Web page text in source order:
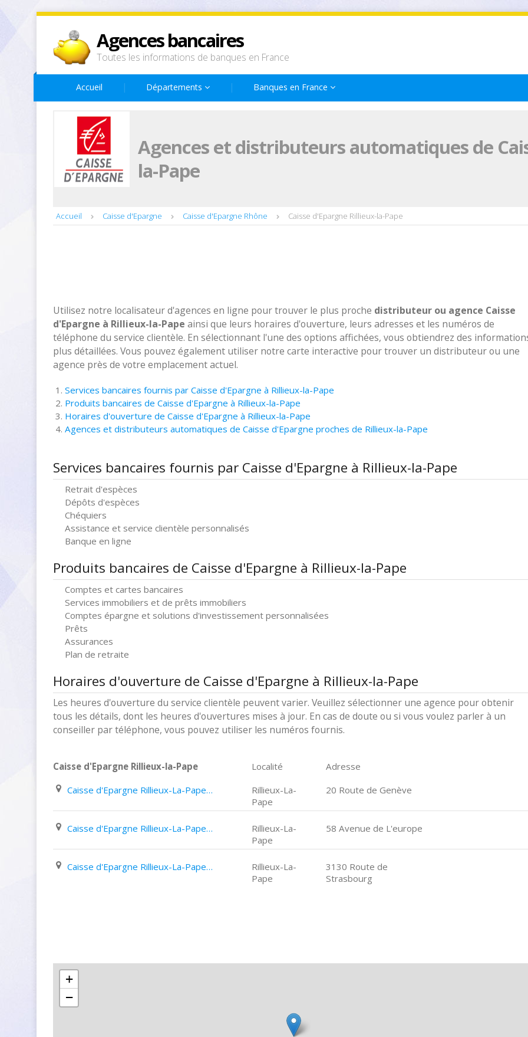
Agences bancaires
Toutes les informations de banques en France
Accueil Départements Banques en France
Agences et distributeurs automatiques de
la-Pape
Accueil Caisse d'Epargne Caisse d'Epargne Rhône Caisse d'Epargne Rillieux-la-Pape
Utilisez notre localisateur d'agences en ligne pour trouver le plus proche distributeur ou agence Caisse
d'Epargne à Rillieux-la-Pape ainsi que leurs horaires d'ouverture, leurs adresses et les numéros de
téléphone du service clientèle. En sélectionnant l'une des options affichées, vous obtiendrez des
plus détaillées. Vous pouvez également utiliser notre carte interactive pour trouver un distributeur ou une
agence près de votre emplacement actuel.
Services bancaires fournis par Caisse d'Epargne à Rillieux-la-Pape
Produits bancaires de Caisse d'Epargne à Rillieux-la-Pape
Horaires d'ouverture de Caisse d'Epargne à Rillieux-la-Pape
Agences et distributeurs automatiques de Caisse d'Epargne proches de Rillieux-la-Pape
Services bancaires fournis par Caisse d'Epargne à Rillieux-la-Pape
Retrait d'espèces
Dépôts d'espèces
Chéquiers
Assistance et service clientèle personnalisés
Banque en ligne
Produits bancaires de Caisse d'Epargne à Rillieux-la-Pape
Comptes et cartes bancaires
Services immobiliers et de prêts immobiliers
Comptes épargne et solutions d'investissement personnalisées
Prêts
Assurances
Plan de retraite
Horaires d'ouverture de Caisse d'Epargne à Rillieux-la-Pape
Les heures d'ouverture du service clientèle peuvent varier. Veuillez sélectionner une agence pour obtenir
tous les détails, dont les heures d'ouvertures mises à jour. En cas de doute ou si vous voulez parler à un
conseiller par téléphone, vous pouvez utiliser les numéros fournis.
Caisse d'Epargne Rillieux-la-Pape Localité
Adresse
Caisse d'Epargne Rillieux-La-Pape 20 Route de Genève
Rillieux-La-
Pape
20 Route de Genève
Caisse d'Epargne Rillieux-La-Pape 58 Avenue de L'europe
Rillieux-La-
Pape
58 Avenue de L'europe
Caisse d'Epargne Rillieux-La-Pape 3130 Route de Strasbourg
Rillieux-La-
Pape
3130 Route de
Strasbourg
+
−